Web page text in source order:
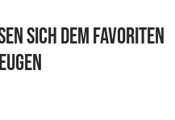
sich dem Favoriten